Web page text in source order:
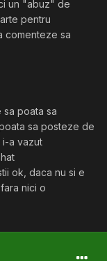
un "abuz" de
pentru
comenteze sa
poata sa
sa posteze de
a vazut
ok, daca nu si e
nici o